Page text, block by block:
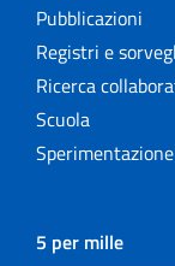
Pubblicazioni
Registri e
Ricerca
Scuola
5 per mille